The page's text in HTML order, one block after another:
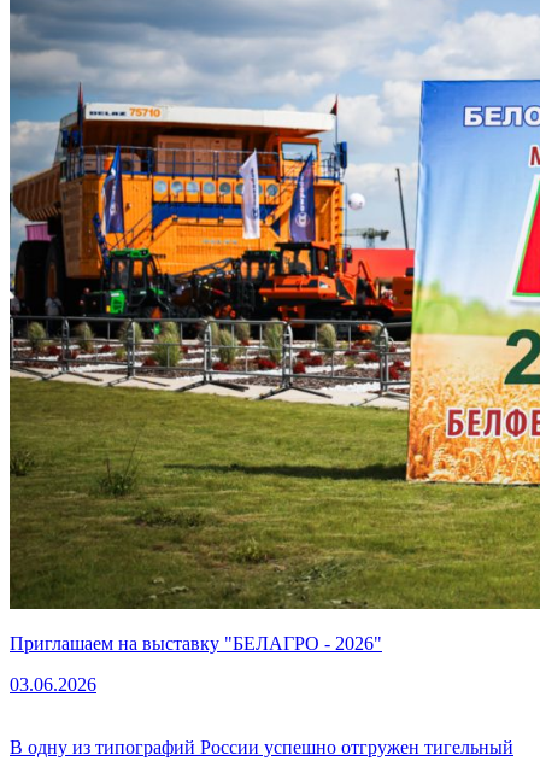
Приглашаем на выставку "БЕЛАГРО - 2026"
03.06.2026
В одну из типографий России успешно отгружен тигельный